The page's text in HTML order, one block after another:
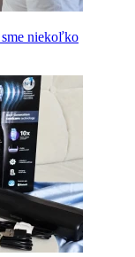
sme niekoľko